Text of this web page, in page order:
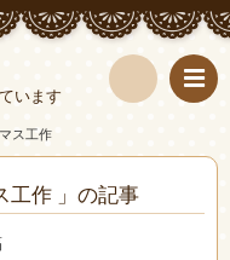
います
ス工作
工作 」の記事